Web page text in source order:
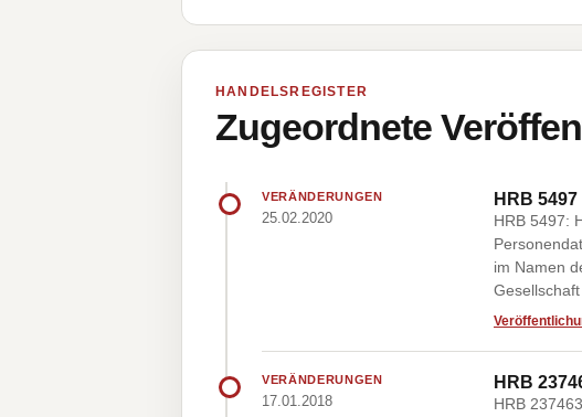
HANDELSREGISTER
Zugeordnete
VERÄNDERUNGEN
25.02.2020
HRB
HRB 5497:
im Namen
VERÄNDERUNGEN
17.01.2018
HRB
HRB